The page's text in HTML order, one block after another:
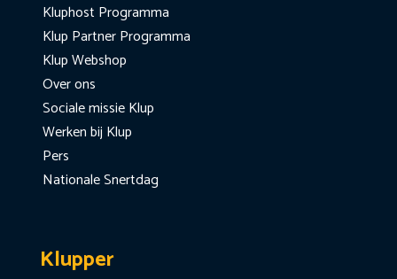
Kluphost Programma
Klup Partner Programma
Klup Webshop
Over ons
Sociale missie Klup
Werken bij Klup
Pers
Nationale Snertdag
Klupper